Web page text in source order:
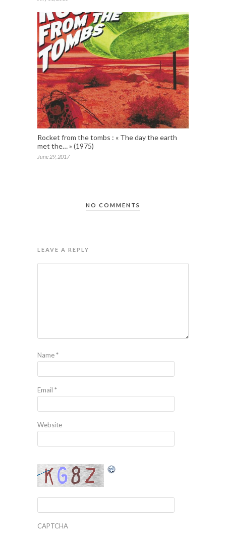
Rocket from the tombs : « The day the earth
met the… » (1975)
June 29, 2017
NO COMMENTS
LEAVE A REPLY
Name*
Email *
Website
CAPTCHA